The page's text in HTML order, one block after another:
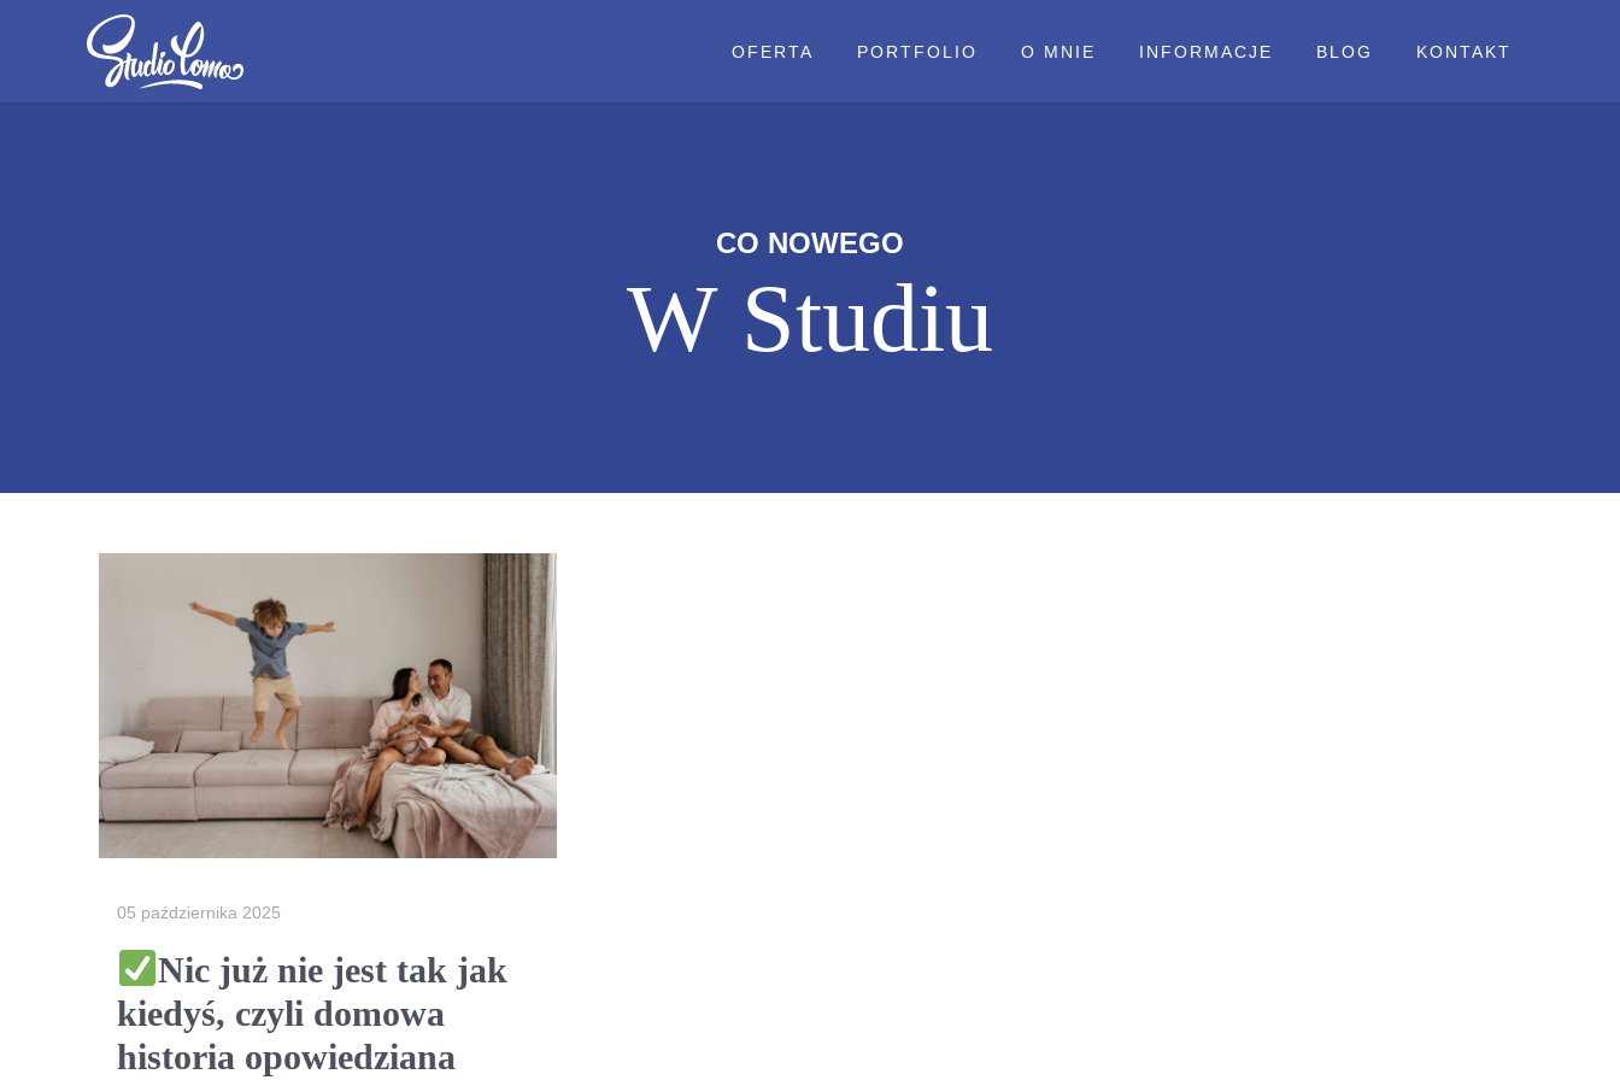
OFERTA PORTFOLIO O MNIE INFORMACJE BLOG KONTAKT
CO NOWEGO
W Studiu
05 października 2025
Nic już nie jest tak jak
kiedyś, czyli domowa
historia opowiedziana